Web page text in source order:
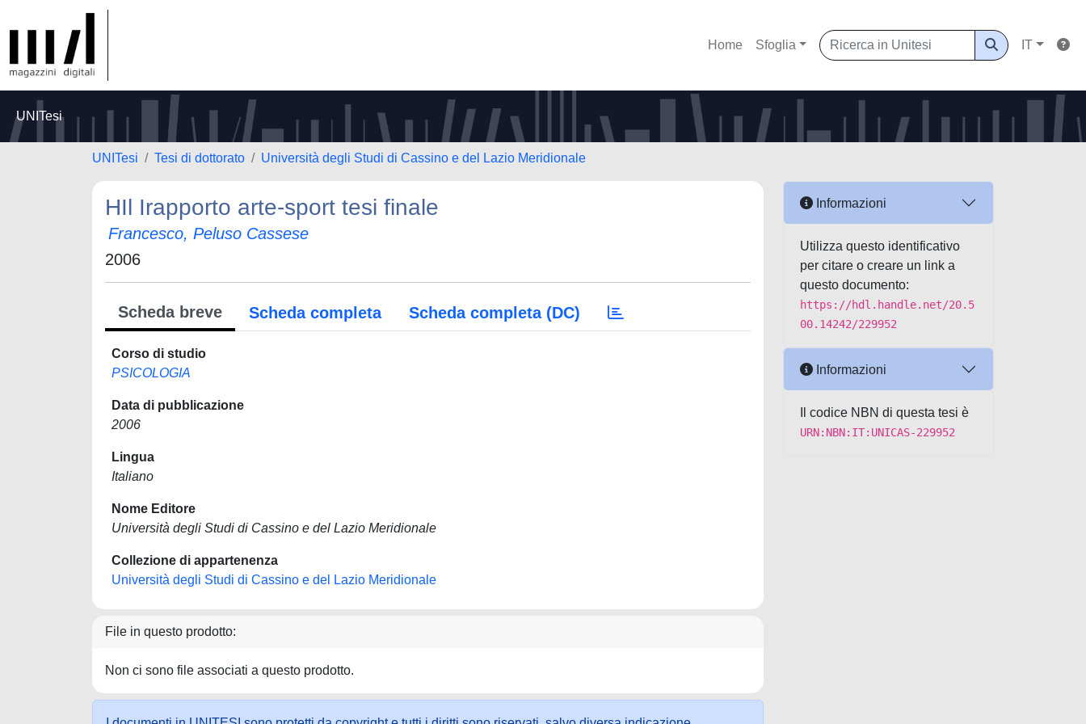
Home Sfoglia IT
UNITesi
UNITesi Tesi di dottorato Università degli Studi di Cassino e del Lazio Meridionale
HIl Irapporto arte-sport tesi finale
Francesco, Peluso Cassese
2006
Scheda breve Scheda completa Scheda completa (DC)
Corso di studio
PSICOLOGIA
Data di pubblicazione
2006
Lingua
Italiano
Nome Editore
Università degli Studi di Cassino e del Lazio Meridionale
Collezione di appartenenza
Università degli Studi di Cassino e del Lazio Meridionale
File in questo prodotto:
Non ci sono file associati a questo prodotto.
Informazioni
Utilizza questo identificativo
per citare o creare un link a
questo documento:
https://hdl.handle.net/20.5
00.14242/229952
Informazioni
Il codice NBN di questa tesi è
URN:NBN:IT:UNICAS-229952